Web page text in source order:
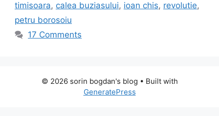
timisoara, calea buziasului, ioan chis, revolutie,
petru borosoiu
17 Comments
© 2026 sorin bogdan's blog • Built with
GeneratePress